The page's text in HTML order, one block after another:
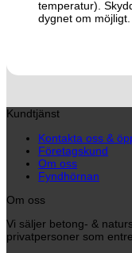
temperatur).
dygnet om möjligt.
Kundtjänst
Kontakta oss &
Företagskund
Om oss
Fyndhörnan
Om oss
Vi säljer betong- &
privatpersoner som